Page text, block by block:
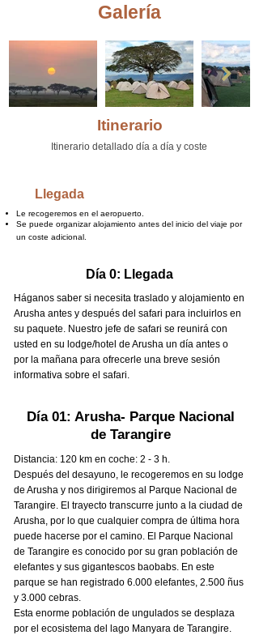
Galería
Itinerario
Itinerario detallado día a día y coste
Llegada
Le recogeremos en el aeropuerto.
Se puede organizar alojamiento antes del inicio del viaje por
un coste adicional.
Día 0: Llegada
Háganos saber si necesita traslado y alojamiento en
Arusha antes y después del safari para incluirlos en
su paquete. Nuestro jefe de safari se reunirá con
usted en su lodge/hotel de Arusha un día antes o
por la mañana para ofrecerle una breve sesión
informativa sobre el safari.
Día 01: Arusha- Parque Nacional
de Tarangire
Distancia: 120 km en coche: 2 - 3 h.
Después del desayuno, le recogeremos en su lodge
de Arusha y nos dirigiremos al Parque Nacional de
Tarangire. El trayecto transcurre junto a la ciudad de
Arusha, por lo que cualquier compra de última hora
puede hacerse por el camino. El Parque Nacional
de Tarangire es conocido por su gran población de
elefantes y sus gigantescos baobabs. En este
parque se han registrado 6.000 elefantes, 2.500 ñus
y 3.000 cebras.
Esta enorme población de ungulados se desplaza
por el ecosistema del lago Manyara de Tarangire.